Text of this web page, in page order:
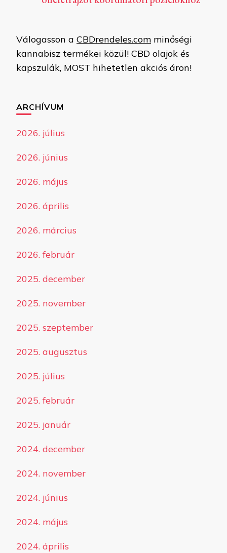
Válogasson a CBDrendeles.com minőségi
kannabisz termékei közül! CBD olajok és
kapszulák, MOST hihetetlen akciós áron!
ARCHÍVUM
2026. július
2026. június
2026. május
2026. április
2026. március
2026. február
2025. december
2025. november
2025. szeptember
2025. augusztus
2025. július
2025. február
2025. január
2024. december
2024. november
2024. június
2024. május
2024. április